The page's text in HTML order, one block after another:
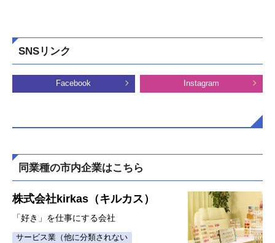
SNSリンク
Facebook Instagram
同業種の市内企業はこちら
株式会社kirkas（キルカス）
「好き」を仕事にする会社
サービス業（他に分類されない